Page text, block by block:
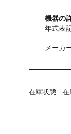
機器の
年式表
メーカ
在庫状態 : 在